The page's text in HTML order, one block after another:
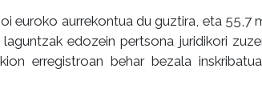
euroko aurrekontua du guztira, eta 55,7
edozein pertsona juridikori
erregistroan behar bezala